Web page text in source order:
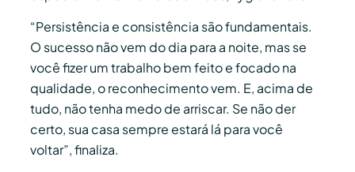
“Persistência e consistência são fundamentais.
O sucesso não vem do dia para a noite, mas se
você fizer um trabalho bem feito e focado na
qualidade, o reconhecimento vem. E, acima de
tudo, não tenha medo de arriscar. Se não der
certo, sua casa sempre estará lá para você
voltar”, finaliza.